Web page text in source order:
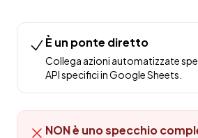
È un ponte diretto
Collega azioni automatizzate
API specifici in Google Sheets.
NON è uno specchio